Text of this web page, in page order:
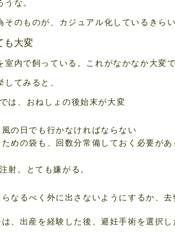
うな。
そのものが、カジュアル化しているきらい
も大変
室内で飼っている。これがなかなか大変で
してみると、
は、おねしょの後始末が大変
の日でも行かなければならない
めの袋も、回数分常備しておく必要が
射。とても嫌がる。
なるべく外に出さないようにするか、
、出産を経験した後、避妊手術を選択し